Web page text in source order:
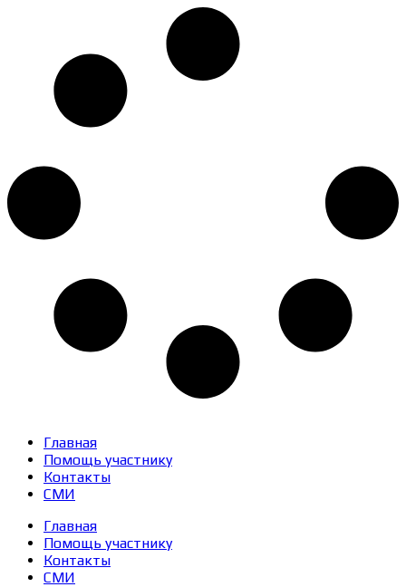
Главная
Помощь участнику
Контакты
СМИ
Главная
Помощь участнику
Контакты
СМИ